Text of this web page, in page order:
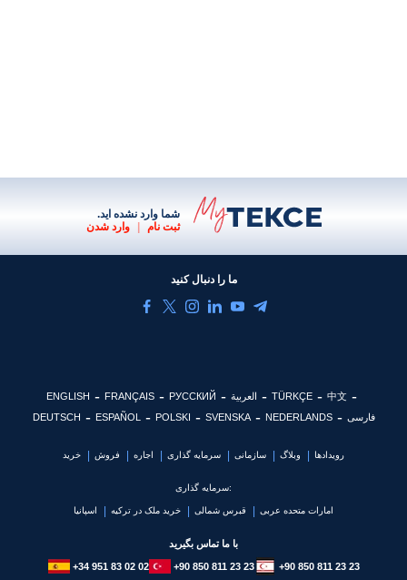
شما وارد نشده اید.
ثبت نام
| وارد شدن
ما را دنبال کنید
ENGLISH FRANÇAIS РУССКИЙ العربية TÜRKÇE
中文
DEUTSCH
ESPAÑOL POLSKI SVENSKA NEDERLANDS فارسی
خرید فروش اجاره سرمایه گذاری سازمانی وبلاگ رویدادها
سرمایه گذاری:
اسپانیا خرید ملک در ترکیه قبرس شمالی امارات متحده عربی
با ما تماس بگیرید
+34 951 83 02 02 +90 850 811 23 23 +90 850 811 23 23